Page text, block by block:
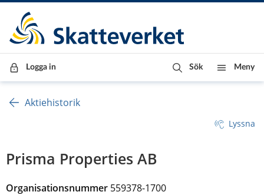
Till innehåll
Till navigationen
Till chattrobot
Logga in Sök Meny
Aktiehistorik
Lyssna
Prisma Properties AB
Organisationsnummer 559378-1700